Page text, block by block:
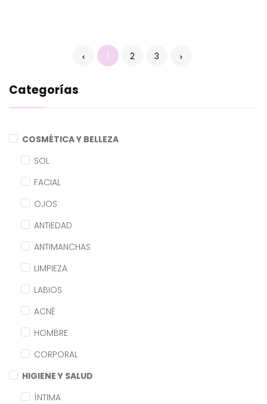
Categorías
COSMÉTICA Y BELLEZA
SOL
FACIAL
OJOS
ANTIEDAD
ANTIMANCHAS
LIMPIEZA
LABIOS
ACNÉ
HOMBRE
CORPORAL
HIGIENE Y SALUD
ÍNTIMA
1 2 3